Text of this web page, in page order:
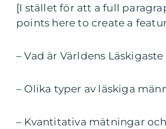
[I stället för att a full
points here to create a
– Vad är Världens
– Olika typer av läskiga
– Kvantitativa mätningar